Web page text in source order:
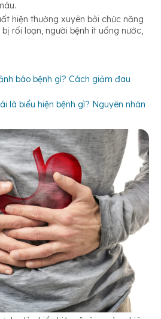
hiện thường xuyên bởi chức năng
rối loạn, người bệnh ít uống nước,
báo bệnh gì? Cách giảm đau
là biểu hiện bệnh gì? Nguyên nhân